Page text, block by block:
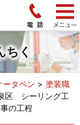
ちく
ータペン > 塗装職
区 シーリング工
の工程